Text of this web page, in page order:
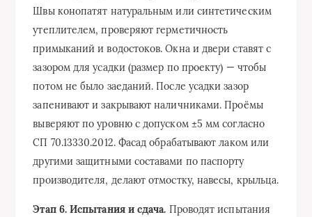
Швы конопатят натуральным или синтетическим
утеплителем, проверяют герметичность
примыканий и водостоков. Окна и двери ставят с
зазором для усадки (размер по проекту) — чтобы
потом не было заеданий. После усадки зазор
запенивают и закрывают наличниками. Проёмы
выверяют по уровню с допуском ±5 мм согласно
СП 70.13330.2012. Фасад обрабатывают лаком или
другими защитными составами по паспорту
производителя, делают отмостку, навесы, крыльца.
Этап 6. Испытания и сдача. Проводят испытания